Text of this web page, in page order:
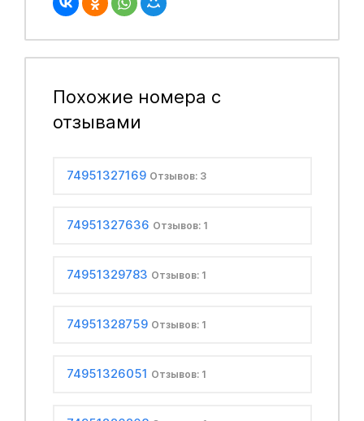
Похожие номера с
отзывами
74951327169 Отзывов: 3
74951327636 Отзывов: 1
74951329783 Отзывов: 1
74951328759 Отзывов: 1
74951326051 Отзывов: 1